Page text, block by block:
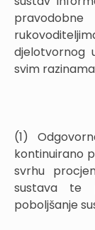
djelotvornog
svim
(1)
kontinuirano
svrhu
sustava te
poboljšanje